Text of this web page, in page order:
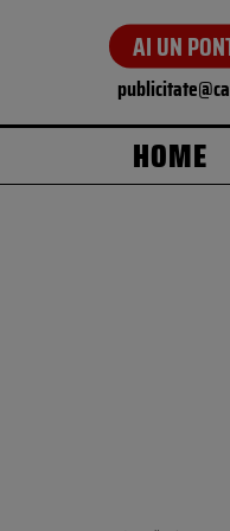
AI UN
HOME